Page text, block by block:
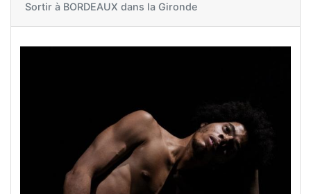
Sortir à BORDEAUX dans la Gironde